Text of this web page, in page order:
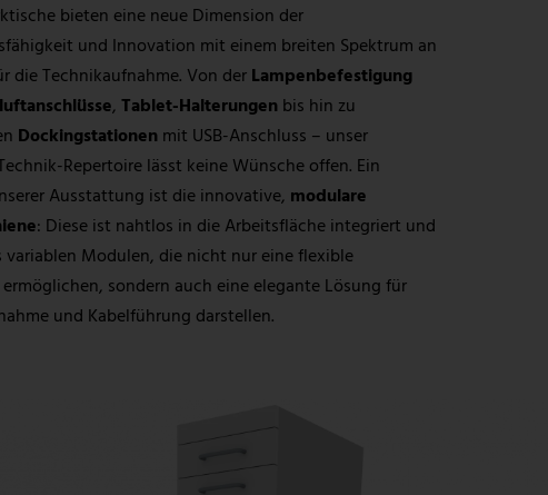
bieten eine neue Dimension der
und Innovation mit einem breiten Spektrum an
die Technikaufnahme. Von derLampenbefestigung
,Tablet-Halterungen bis hin zu
Dockingstationen mit USB-Anschluss – unser
Repertoire lässt keine Wünsche offen. Ein
Ausstattung ist die innovative, modulare
: Diese ist nahtlos in die Arbeitsfläche integriert und
variablen Modulen, die nicht nur eine flexible
sondern auch eine elegante Lösung für
und Kabelführung darstellen.